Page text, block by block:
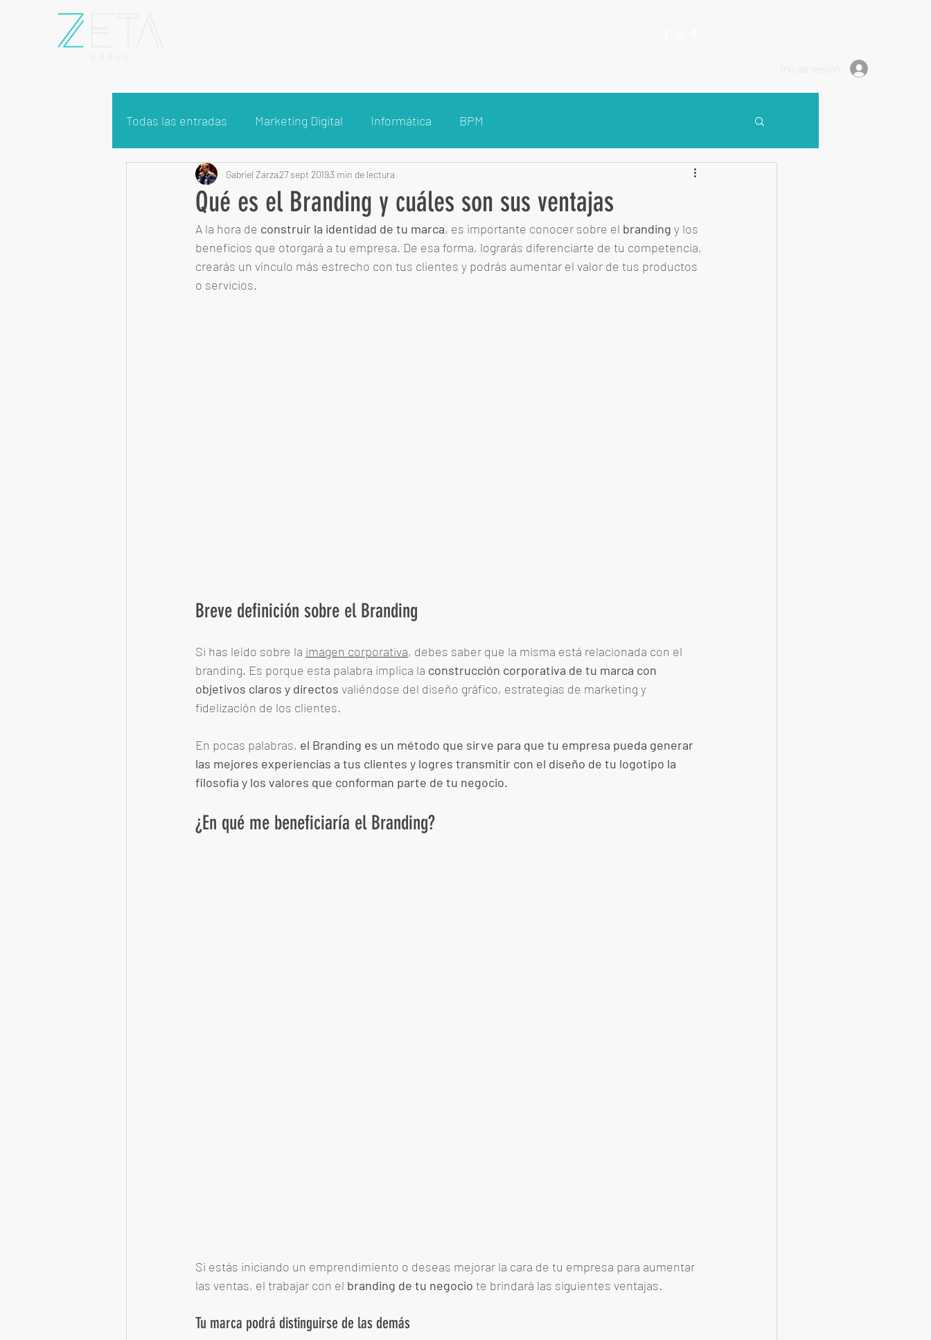
Todas las entradas Marketing Digital Informática BPM
Qué es el Branding y cuáles son sus ventajas
Gabriel Zarza27 sept 20193 min de lectura
A la hora de construir la identidad de tu marca, es importante conocer sobre el branding y los
beneficios que otorgará a tu empresa. De esa forma, lograrás diferenciarte de tu competencia,
crearás un vínculo más estrecho con tus clientes y podrás aumentar el valor de tus productos
o servicios.
Breve definición sobre el Branding
Si has leído sobre la imagen corporativa, debes saber que la misma está relacionada con el
branding. Es porque esta palabra implica la construcción corporativa de tu marca con
objetivos claros y directos valiéndose del diseño gráfico, estrategias de marketing y
fidelización de los clientes.
En pocas palabras, el Branding es un método que sirve para que tu empresa pueda generar
las mejores experiencias a tus clientes y logres transmitir con el diseño de tu logotipo la
filosofía y los valores que conforman parte de tu negocio.
¿En qué me beneficiaría el Branding?
Si estás iniciando un emprendimiento o deseas mejorar la cara de tu empresa para aumentar
las ventas, el trabajar con el branding de tu negocio te brindará las siguientes ventajas.
Tu marca podrá distinguirse de las demás